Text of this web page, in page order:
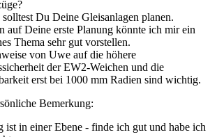
solltest Du Deine Gleisanlagen planen.
auf Deine erste Planung könnte ich mir ein
Thema sehr gut vorstellen.
von Uwe auf die höhere
der EW2-Weichen und die
erst bei 1000 mm Radien sind wichtig.
Bemerkung:
ist in einer Ebene - finde ich gut und habe ich